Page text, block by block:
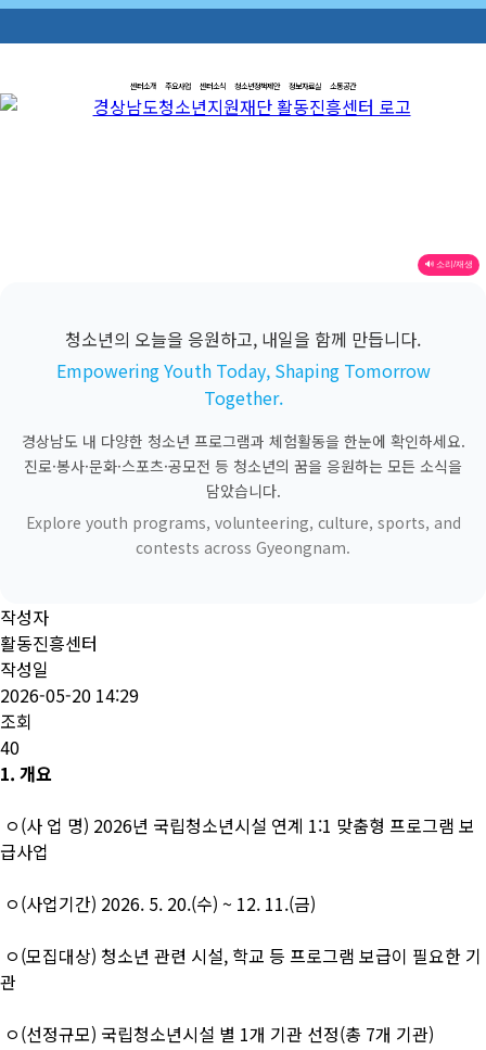
센터소개 주요사업 센터소식 청소년정책제안 정보자료실 소통공간
🔊 소리/재생
청소년의 오늘을 응원하고, 내일을 함께 만듭니다.
Empowering Youth Today, Shaping Tomorrow
Together.
경상남도 내 다양한 청소년 프로그램과 체험활동을 한눈에 확인하세요.
진로·봉사·문화·스포츠·공모전 등 청소년의 꿈을 응원하는 모든 소식을
담았습니다.
Explore youth programs, volunteering, culture, sports, and
contests across Gyeongnam.
작성자
활동진흥센터
작성일
2026-05-20 14:29
조회
40
1. 개요
ㅇ(사 업 명) 2026년 국립청소년시설 연계 1:1 맞춤형 프로그램 보
급사업
ㅇ(사업기간) 2026. 5. 20.(수) ~ 12. 11.(금)
ㅇ(모집대상) 청소년 관련 시설, 학교 등 프로그램 보급이 필요한 기
관
ㅇ(선정규모) 국립청소년시설 별 1개 기관 선정(총 7개 기관)